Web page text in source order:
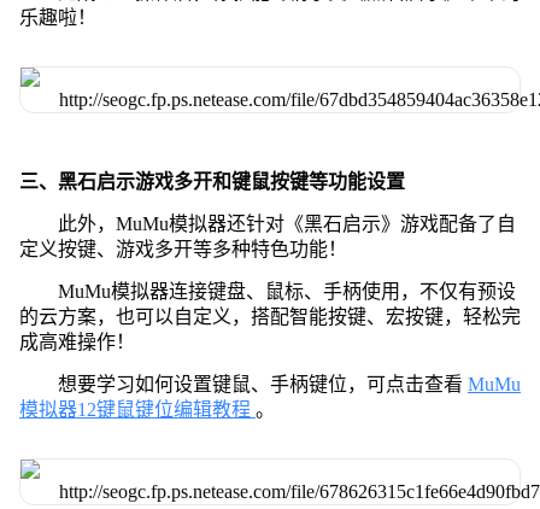
乐趣啦！
三、黑石启示游戏多开和键鼠按键等功能设置
此外，MuMu模拟器还针对《黑石启示》游戏配备了自
定义按键、游戏多开等多种特色功能！
MuMu模拟器连接键盘、鼠标、手柄使用，不仅有预设
的云方案，也可以自定义，搭配智能按键、宏按键，轻松完
成高难操作！
想要学习如何设置键鼠、手柄键位，可点击查看 MuMu
模拟器12键鼠键位编辑教程 。